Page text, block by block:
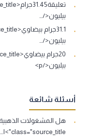
بيليون</…
بيليون</…
بيليون</p>
أسئلة شائعة
class="source_title">ا…